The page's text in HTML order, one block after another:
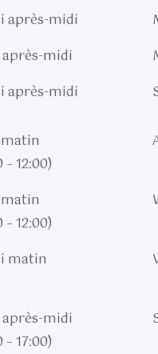
après-midi
midi
après-midi
– 12:00)
– 12:00)
matin
midi
– 17:00)